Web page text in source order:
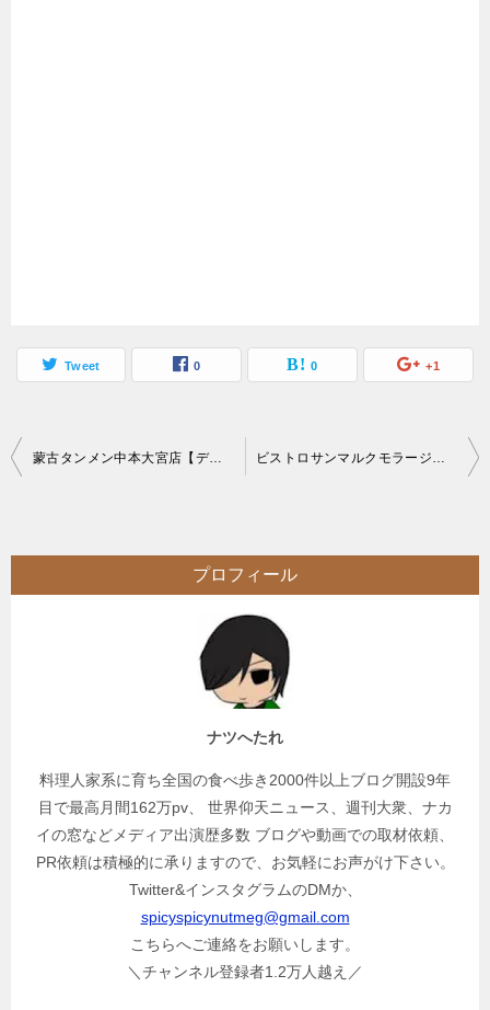
Tweet 0 0 +1
投
ビ
ゲ
蒙古タンメン中本大宮店【デカ盛り】大繁盛チェーンでいただく激辛大盛り
プロフィール
ナツへたれ
料理人家系に育ち全国の食べ歩き2000件以上ブログ開設9年
目で最高月間162万pv、 世界仰天ニュース、週刊大衆、ナカ
イの窓などメディア出演歴多数 ブログや動画での取材依頼、
PR依頼は積極的に承りますので、お気軽にお声がけ下さい。
Twitter&インスタグラムのDMか、
spicyspicynutmeg@gmail.com
こちらへご連絡をお願いします。
＼チャンネル登録者1.2万人越え／